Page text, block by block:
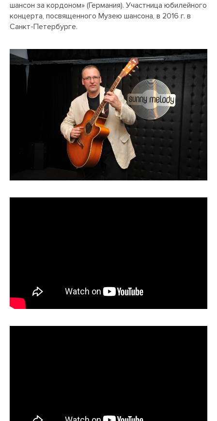
шансон за кордоном» (Германия). Участница юбилейного
концерта, посвященного Музею шансона, в 2016 г. в
Санкт-Петербурге.